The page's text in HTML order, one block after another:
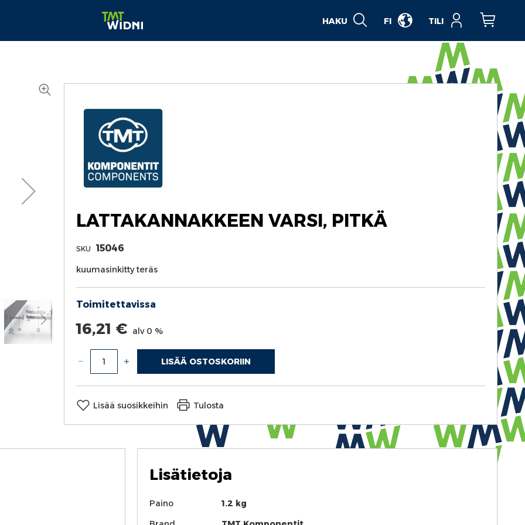
TILI Ostoskori
HAKU FI
LATTAKANNAKKEEN VARSI, PITKÄ
SKU 15046
kuumasinkitty teräs
LISÄÄ OSTOSKORIIN
16,21 € alv 0 %
Toimitettavissa
Lisää suosikkeihin Tulosta
Lisätietoja
Lisätietoja
Paino
1.2 kg